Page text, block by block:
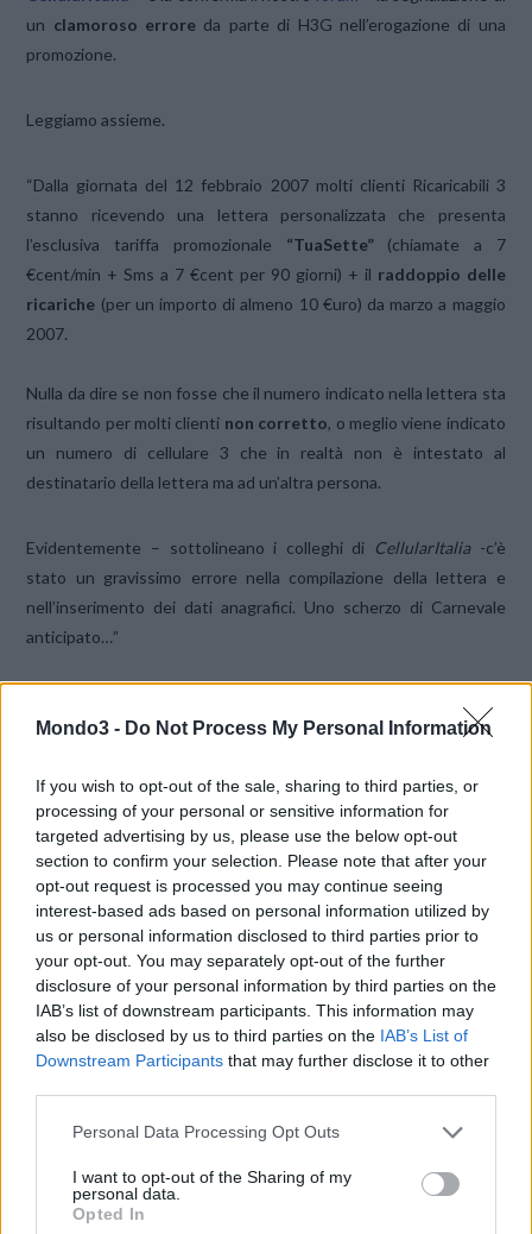
Mondo3 - Do Not Process My Personal Information
If you wish to opt-out of the sale, sharing to third parties, or
processing of your personal or sensitive information for
targeted advertising by us, please use the below opt-out
section to confirm your selection. Please note that after your
opt-out request is processed you may continue seeing
interest-based ads based on personal information utilized by
us or personal information disclosed to third parties prior to
your opt-out. You may separately opt-out of the further
disclosure of your personal information by third parties on the
IAB’s list of downstream participants. This information may
also be disclosed by us to third parties on the IAB’s List of
Downstream Participants that may further disclose it to other
Personal Data Processing Opt Outs
I want to opt-out of the Sharing of my
personal data.
Opted In
un clamoroso errore da parte di H3G nell’erogazione di una
promozione.
Leggiamo assieme.
“Dalla giornata del 12 febbraio 2007 molti clienti Ricaricabili 3
stanno ricevendo una lettera personalizzata che presenta
l’esclusiva tariffa promozionale “TuaSette”(chiamate a 7
€cent/min + Sms a 7 €cent per 90 giorni) + il raddoppio delle
ricariche (per un importo di almeno 10 €uro) da marzo a maggio
2007.
Nulla da dire se non fosse che il numero indicato nella lettera sta
risultando per molti clienti non corretto, o meglio viene indicato
un numero di cellulare 3 che in realtà non è intestato al
destinatario della lettera ma ad un’altra persona.
Evidentemente – sottolineano i colleghi di CellularItalia -c’è
stato un gravissimo errore nella compilazione della lettera e
nell’inserimento dei dati anagrafici. Uno scherzo di Carnevale
anticipato…”
X Mastodon Telegram
WhatsApp Stampa Altro
LE MIGLIORI OFFERTE AMAZON